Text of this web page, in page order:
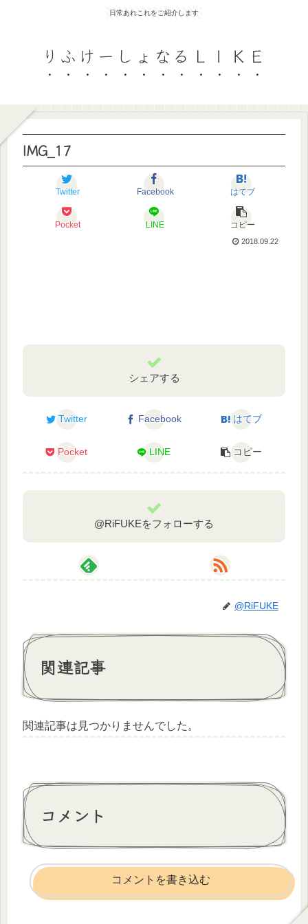
日常あれこれをご紹介します
りふけーしょなるＬＩＫＥ
IMG_17
Twitter Facebook はてブ
Pocket LINE コピー
2018.09.22
シェアする
Twitter Facebook はてブ
Pocket LINE コピー
@RiFUKEをフォローする
@RiFUKE
関連記事
関連記事は見つかりませんでした。
コメント
コメントを書き込む